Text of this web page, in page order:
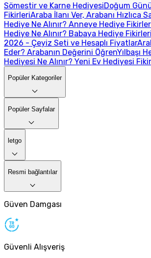
Sömestir ve Karne HediyesiDoğum
FikirleriAraba İlanı Ver, Arabanı Hızlıca
Hediye Ne Alınır? Anneye Hediye
Hediye Ne Alınır? Babaya Hediye Fikirleri
2026 - Çeyiz Seti ve Hesaplı Fiyatlar
Eder? Arabanın Değerini ÖğrenYılbaşı
Hediyesi Ne Alınır? Yeni Ev Hediyesi
Popüler Kategoriler
Popüler Sayfalar
letgo
Resmi bağlantılar
Güven Damgası
Güvenli Alışveriş